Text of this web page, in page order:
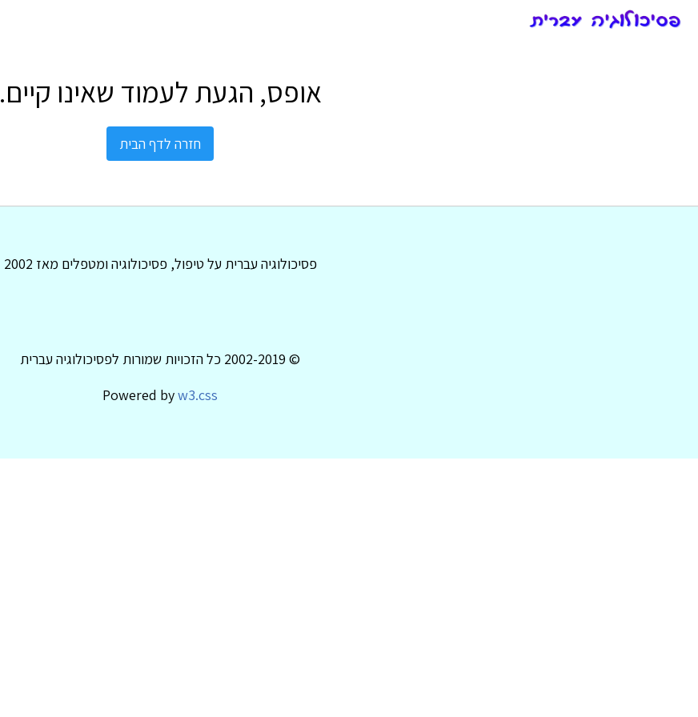
אופס, הגעת לעמוד שאינו קיים.
חזרה לדף הבית
פסיכולוגיה עברית על טיפול, פסיכולוגיה ומטפלים מאז 2002
© 2002-2019 כל הזכויות שמורות לפסיכולוגיה עברית
Powered byw3.css